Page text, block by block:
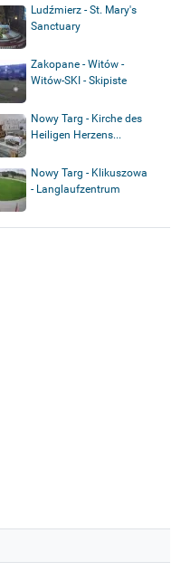
Ludźmierz - St. Mary's
Sanctuary
Zakopane - Witów -
Witów-SKI - Skipiste
Nowy Targ - Kirche des
Heiligen Herzens...
Nowy Targ - Klikuszowa
- Langlaufzentrum